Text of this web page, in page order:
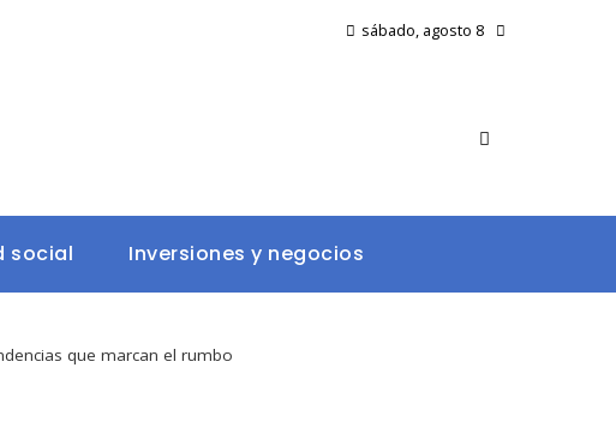
sábado, agosto 8
social Inversiones y negocios
que marcan el rumbo